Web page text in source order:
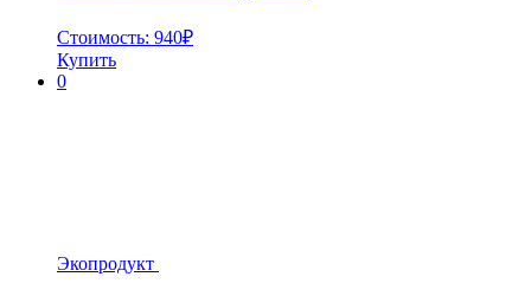
Стоимость: 940₽
Купить
0
Экопродукт